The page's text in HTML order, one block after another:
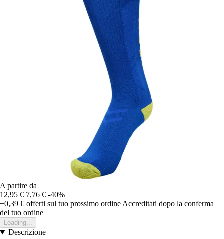
A partire da
12,95 € 7,76 € -40%
+0,39 € offerti sul tuo prossimo ordine Accreditati dopo la conferma
del tuo ordine
Loading...
Descrizione